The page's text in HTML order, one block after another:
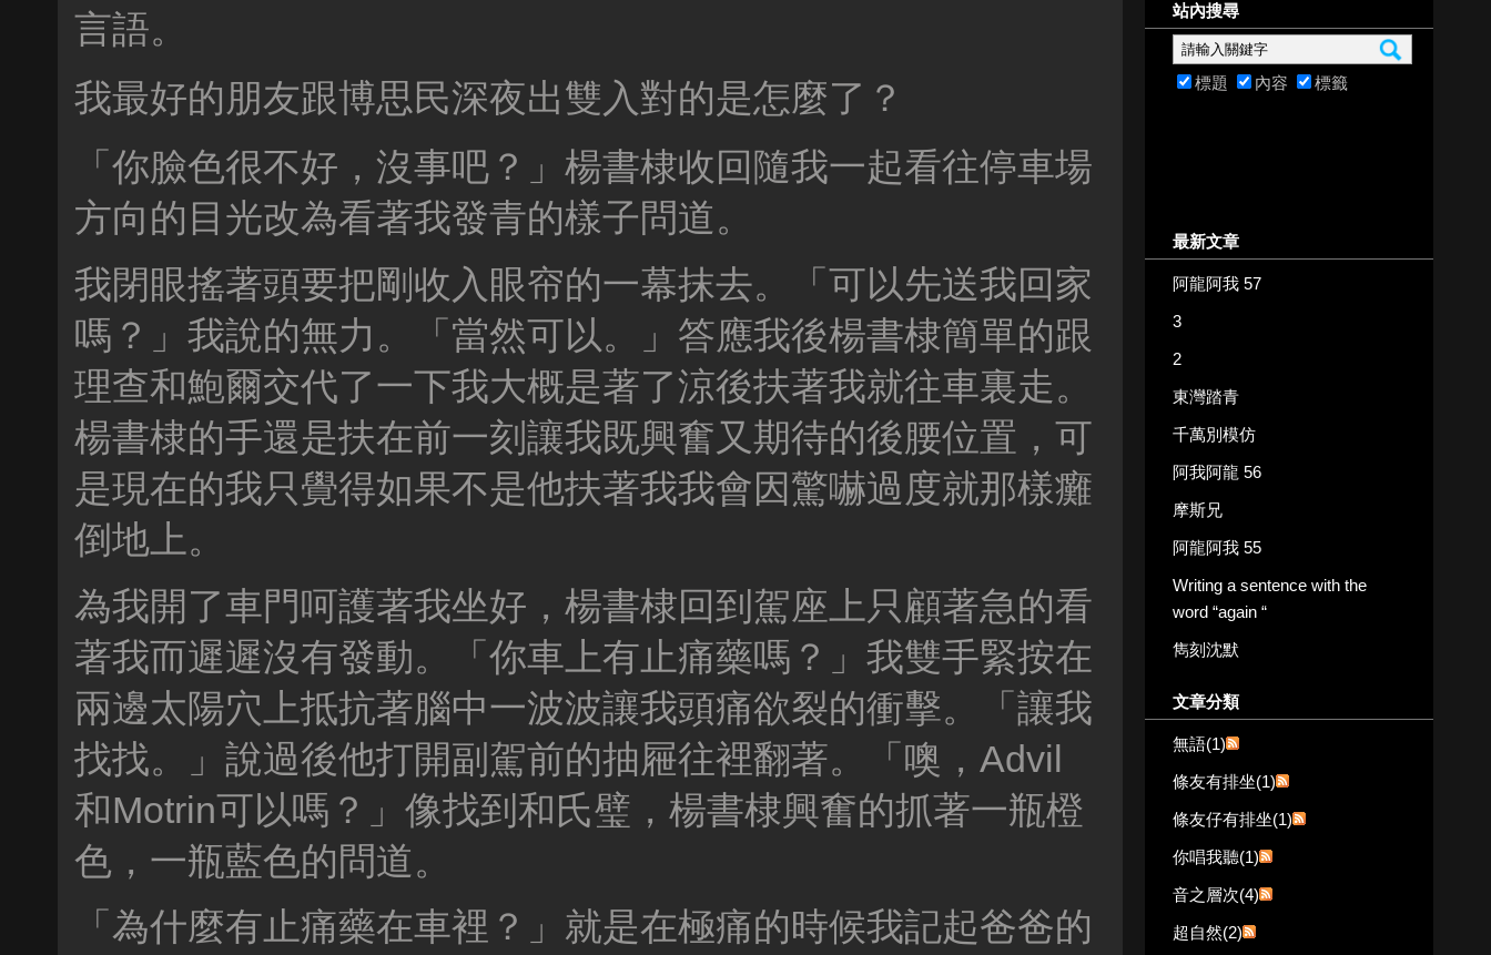
言語。
我最好的朋友跟博思民深夜出雙入對的是怎麼了？
「你臉色很不好，沒事吧？」楊書棣收回隨我一起看往停車場
方向的目光改為看著我發青的樣子問道。
我閉眼搖著頭要把剛收入眼帘的一幕抹去。「可以先送我回家
嗎？」我說的無力。「當然可以。」答應我後楊書棣簡單的跟
理查和鮑爾交代了一下我大概是著了涼後扶著我就往車裏走。
楊書棣的手還是扶在前一刻讓我既興奮又期待的後腰位置，可
是現在的我只覺得如果不是他扶著我我會因驚嚇過度就那樣癱
倒地上。
為我開了車門呵護著我坐好，楊書棣回到駕座上只顧著急的看
著我而遲遲沒有發動。「你車上有止痛藥嗎？」我雙手緊按在
兩邊太陽穴上抵抗著腦中一波波讓我頭痛欲裂的衝擊。「讓我
找找。」說過後他打開副駕前的抽屜往裡翻著。「噢，Advil
和Motrin可以嗎？」像找到和氏璧，楊書棣興奮的抓著一瓶橙
色，一瓶藍色的問道。
「為什麼有止痛藥在車裡？」就是在極痛的時候我記起爸爸的
站內搜尋
標題 內容 標籤
最新文章
阿龍阿我 57
3
2
東灣踏青
千萬別模仿
阿我阿龍 56
摩斯兄
阿龍阿我 55
Writing a sentence with the
word “again “
雋刻沈默
文章分類
無語(1)
條友有排坐(1)
條友仔有排坐(1)
你唱我聽(1)
音之層次(4)
超自然(2)